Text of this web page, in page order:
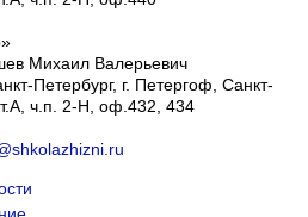
Михаил Валерьевич
Петербург, г. Петергоф, Санкт-
ч.п. 2-Н, оф.432, 434